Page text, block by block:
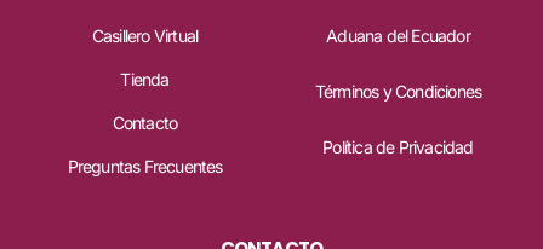
Casillero Virtual
Tienda
Contacto
Preguntas Frecuentes
Aduana del Ecuador
Términos y Condiciones
Política de Privacidad